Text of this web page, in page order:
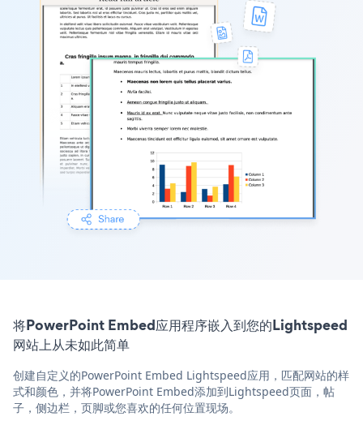
将PowerPoint Embed应用程序嵌入到您的Lightspeed
网站上从未如此简单
创建自定义的PowerPoint Embed Lightspeed应用，匹配网站的样
式和颜色，并将PowerPoint Embed添加到Lightspeed页面，帖
子，侧边栏，页脚或您喜欢的任何位置现场。